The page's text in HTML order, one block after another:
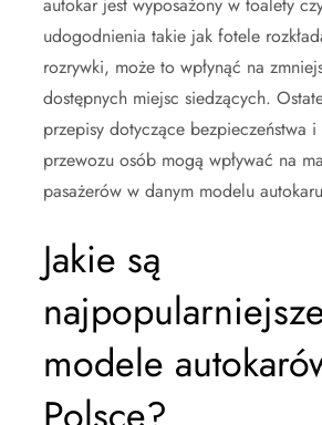
udogodnienia takie jak fotele
rozrywki, może to wpłynąć na
dostępnych miejsc siedzących.
przepisy dotyczące bezpieczeństwa
przewozu osób mogą wpływać na
pasażerów w danym modelu
Jakie są
modele